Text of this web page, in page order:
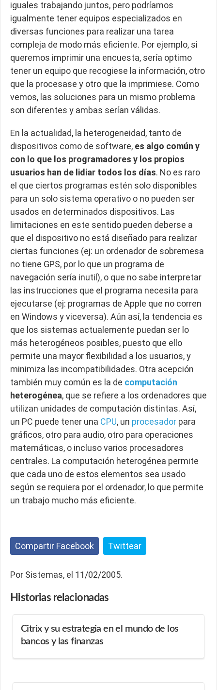
iguales trabajando juntos, pero podríamos
igualmente tener equipos especializados en
diversas funciones para realizar una tarea
compleja de modo más eficiente. Por ejemplo, si
queremos imprimir una encuesta, sería optimo
tener un equipo que recogiese la información, otro
que la procesase y otro que la imprimiese. Como
vemos, las soluciones para un mismo problema
son diferentes y ambas serían válidas.
En la actualidad, la heterogeneidad, tanto de
dispositivos como de software, es algo común y
con lo que los programadores y los propios
usuarios han de lidiar todos los días. No es raro
el que ciertos programas estén solo disponibles
para un solo sistema operativo o no pueden ser
usados en determinados dispositivos. Las
limitaciones en este sentido pueden deberse a
que el dispositivo no está diseñado para realizar
ciertas funciones (ej: un ordenador de sobremesa
no tiene GPS, por lo que un programa de
navegación sería inutil), o que no sabe interpretar
las instrucciones que el programa necesita para
ejecutarse (ej: programas de Apple que no corren
en Windows y viceversa). Aún así, la tendencia es
que los sistemas actualemente puedan ser lo
más heterogéneos posibles, puesto que ello
permite una mayor flexibilidad a los usuarios, y
minimiza las incompatibilidades. Otra acepción
también muy común es la de computación
heterogénea, que se refiere a los ordenadores que
utilizan unidades de computación distintas. Así,
un PC puede tener una CPU, un procesador para
gráficos, otro para audio, otro para operaciones
matemáticas, o incluso varios procesadores
centrales. La computación heterogénea permite
que cada uno de estos elementos sea usado
según se requiera por el ordenador, lo que permite
un trabajo mucho más eficiente.
Compartir Facebook Twittear
Por Sistemas, el 11/02/2005.
Historias relacionadas
Citrix y su estrategia en el mundo de los
bancos y las finanzas